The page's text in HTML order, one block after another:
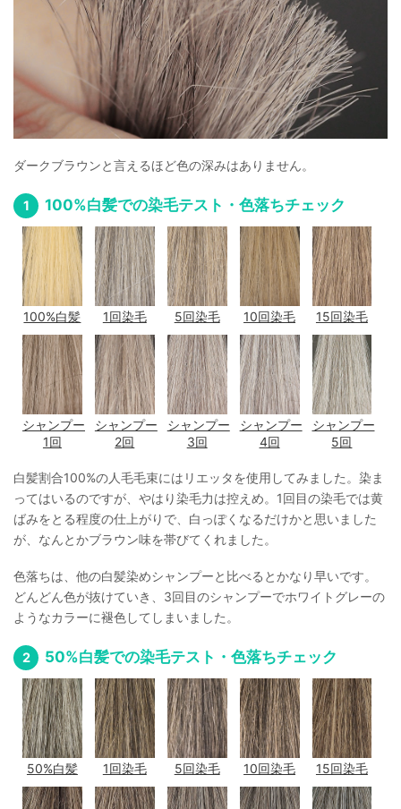
ダークブラウンと言えるほど色の深みはありません。
100%白髪での染毛テスト・色落ちチェック
100%白髪 1回染毛 5回染毛 10回染毛 15回染毛
シャンプー
1回
シャンプー
2回
シャンプー
3回
シャンプー
4回
シャンプー
5回
白髪割合100%の人毛毛束にはリエッタを使用してみました。染ま
ってはいるのですが、やはり染毛力は控えめ。1回目の染毛では黄
ばみをとる程度の仕上がりで、白っぽくなるだけかと思いました
が、なんとかブラウン味を帯びてくれました。
色落ちは、他の白髪染めシャンプーと比べるとかなり早いです。
どんどん色が抜けていき、3回目のシャンプーでホワイトグレーの
ようなカラーに褪色してしまいました。
50%白髪での染毛テスト・色落ちチェック
50%白髪 1回染毛 5回染毛 10回染毛 15回染毛